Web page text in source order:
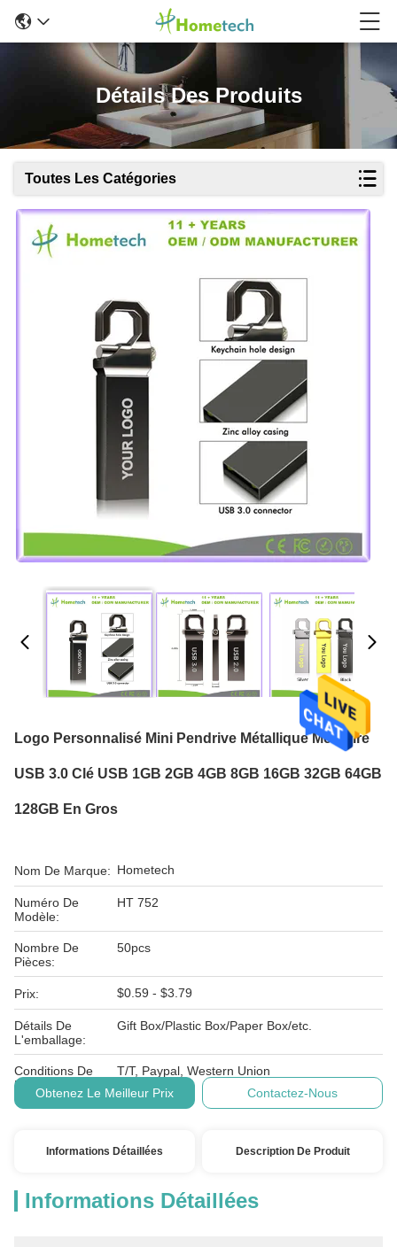
Détails Des Produits
Toutes Les Catégories
Logo Personnalisé Mini Pendrive Métallique Mémoire
USB 3.0 Clé USB 1GB 2GB 4GB 8GB 16GB 32GB 64GB
128GB En Gros
Nom De Marque: Hometech
Numéro De
Modèle:
HT 752
Nombre De
Pièces:
50pcs
Prix: $0.59 - $3.79
Détails De
L'emballage:
Gift Box/Plastic Box/Paper Box/etc.
Conditions De
Paiement:
T/T, Paypal, Western Union
Obtenez Le Meilleur Prix
Contactez-Nous
Informations Détaillées Description De Produit
Informations Détaillées